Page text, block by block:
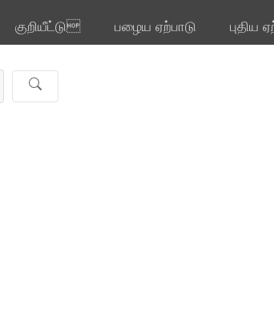
குறியீட்டு பழைய ஏற்பாடு புதிய